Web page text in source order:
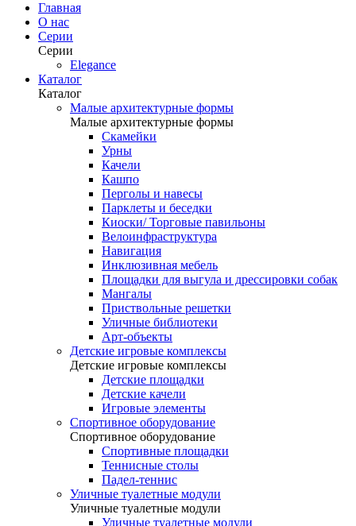
Главная
О нас
Серии
Серии
Elegance
Каталог
Каталог
Малые архитектурные формы
Малые архитектурные формы
Скамейки
Урны
Качели
Кашпо
Перголы и навесы
Парклеты и беседки
Киоски/ Торговые павильоны
Велоинфраструктура
Навигация
Инклюзивная мебель
Площадки для выгула и дрессировки собак
Мангалы
Приствольные решетки
Уличные библиотеки
Арт-объекты
Детские игровые комплексы
Детские игровые комплексы
Детские площадки
Детские качели
Игровые элементы
Спортивное оборудование
Спортивное оборудование
Спортивные площадки
Теннисные столы
Падел-теннис
Уличные туалетные модули
Уличные туалетные модули
Уличные туалетные модули